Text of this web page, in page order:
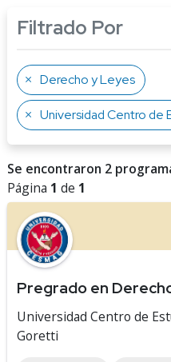
Filtrado Por
Derecho y Leyes
Universidad Centro de Estudios
Se encontraron 2
Página 1 de 1
Pregrado en
Universidad Centro de
Goretti